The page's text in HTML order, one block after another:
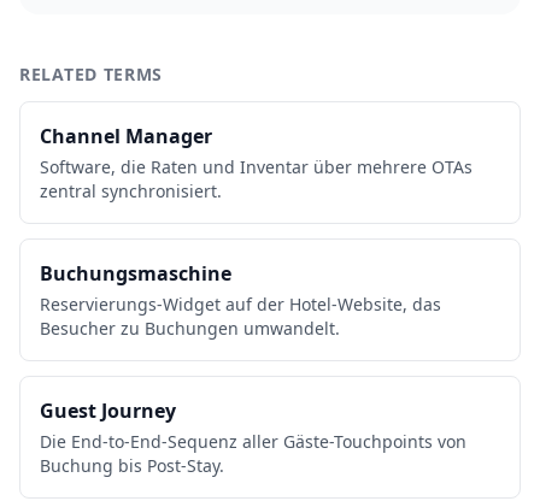
RELATED TERMS
Channel Manager
Software, die Raten und Inventar über mehrere OTAs
zentral synchronisiert.
Buchungsmaschine
Reservierungs-Widget auf der Hotel-Website, das
Besucher zu Buchungen umwandelt.
Guest Journey
Die End-to-End-Sequenz aller Gäste-Touchpoints von
Buchung bis Post-Stay.